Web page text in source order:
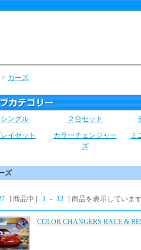
> カーズ
シングル ２台セット
イセット
カラーチェンジャー
ズ
ミ
ズ
] 商品中 [ 1 - 12 ] 商品を表示しています
COLOR CHANGERS RACE &